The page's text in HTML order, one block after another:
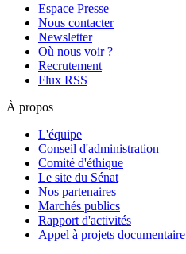
Espace Presse
Nous contacter
Newsletter
Où nous voir ?
Recrutement
Flux RSS
À propos
L'équipe
Conseil d'administration
Comité d'éthique
Le site du Sénat
Nos partenaires
Marchés publics
Rapport d'activités
Appel à projets documentaire